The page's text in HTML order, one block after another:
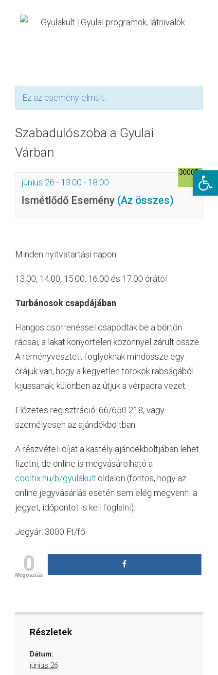
Ez az esemény elmúlt.
Szabadulószoba a Gyulai
Várban
június 26 - 13:00 - 18:00
Ismétlődő Esemény (Az összes)
3000Ft
Minden nyitvatartási napon
13.00, 14.00, 15.00, 16.00 és 17.00 órától
Turbánosok csapdájában
Hangos csörrenéssel csapódtak be a börtön
rácsai, a lakat könyörtelen közönnyel zárult össze.
A reményvesztett foglyoknak mindössze egy
órájuk van, hogy a kegyetlen törökök rabságából
kijussanak, különben az útjuk a vérpadra vezet.
Előzetes regisztráció: 66/650 218, vagy
személyesen az ajándékboltban.
A részvételi díjat a kastély ajándékboltjában lehet
fizetni, de online is megvásárolható a
cooltix.hu/b/gyulakult oldalon (fontos, hogy az
online jegyvásárlás esetén sem elég megvenni a
jegyet, időpontot is kell foglalni).
Jegyár: 3000 Ft/fő
0
Megosztás
Részletek
Dátum:
június 26